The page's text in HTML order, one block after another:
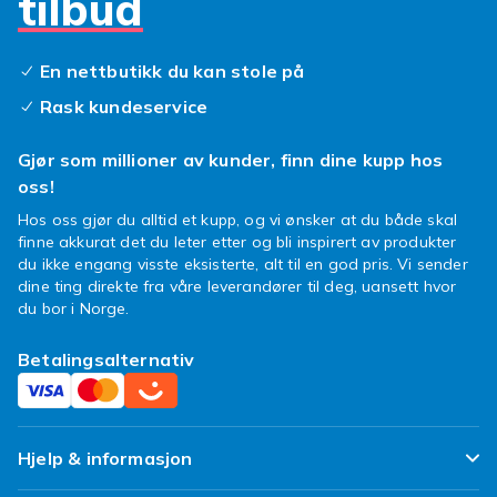
plass selv under hard trening – finn dem billig
hos Fyndiq! Hvis du har spørsmål om
bestillingen din eller ønsker å klage på kjøpet
hjelper vi deg med saken din.
Sportsarmbånd Samsung Galaxy
og smidig
Den absolutt smidigste måten å ta med seg
telefonen på joggetur på er i et stilig
sportsarmbånd fra Fyndiq. Vil du heller løfte
søppel? Å registrere treningsøktene dine er
den beste måten å se om du utvikler deg i
treningen – registrer dem på telefonen du har i
et stilig sportsarmbånd fra Fyndiq! Ved å bruke
sportsarmer reduserer du risikoen for å miste
En nettbutikk du kan stole på
Rask kundeservice
Gjør som millioner av kunder, finn dine kupp hos
oss!
Hos oss gjør du alltid et kupp, og vi ønsker at du både skal
finne akkurat det du leter etter og bli inspirert av produkter
du ikke engang visste eksisterte, alt til en god pris. Vi sender
dine ting direkte fra våre leverandører til deg, uansett hvor
du bor i Norge.
Betalingsalternativ
Hjelp & informasjon